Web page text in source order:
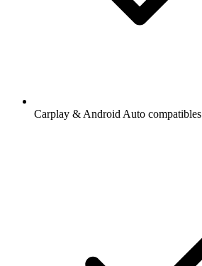
Carplay & Android Auto compatibles